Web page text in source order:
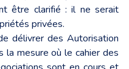
être clarifié : il ne serait
privées.
délivrer des Autorisation
la mesure où le cahier des